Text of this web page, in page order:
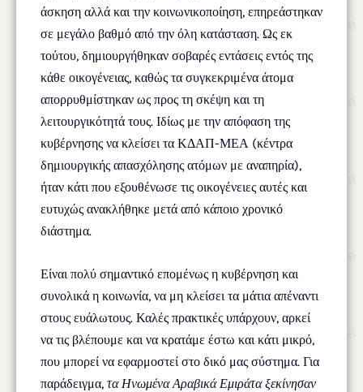
άσκηση αλλά και την κοινωνικοποίηση, επηρεάστηκαν
σε μεγάλο βαθμό από την όλη κατάσταση. Ως εκ
τούτου, δημιουργήθηκαν σοβαρές εντάσεις εντός της
κάθε οικογένειας, καθώς τα συγκεκριμένα άτομα
απορρυθμίστηκαν ως προς τη σκέψη και τη
λειτουργικότητά τους. Ιδίως με την απόφαση της
κυβέρνησης να κλείσει τα ΚΔΑΠ-ΜΕΑ (κέντρα
δημιουργικής απασχόλησης ατόμων με αναπηρία),
ήταν κάτι που εξουθένωσε τις οικογένειες αυτές και
ευτυχώς ανακλήθηκε μετά από κάποιο χρονικό
διάστημα.
Είναι πολύ σημαντικό επομένως η κυβέρνηση και
συνολικά η κοινωνία, να μη κλείσει τα μάτια απέναντι
στους ευάλωτους. Καλές πρακτικές υπάρχουν, αρκεί
να τις βλέπουμε και να κρατάμε έστω και κάτι μικρό,
που μπορεί να εφαρμοστεί στο δικό μας σύστημα. Για
παράδειγμα, τα Ηνωμένα Αραβικά Εμιράτα ξεκίνησαν